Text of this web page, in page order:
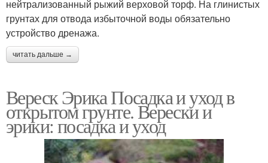
нейтрализованный рыжий верховой торф. На глинистых
грунтах для отвода избыточной воды обязательно
устройство дренажа.
читать дальше →
Вереск Эрика Посадка и уход в
открытом грунте. Верески и
эрики: посадка и уход